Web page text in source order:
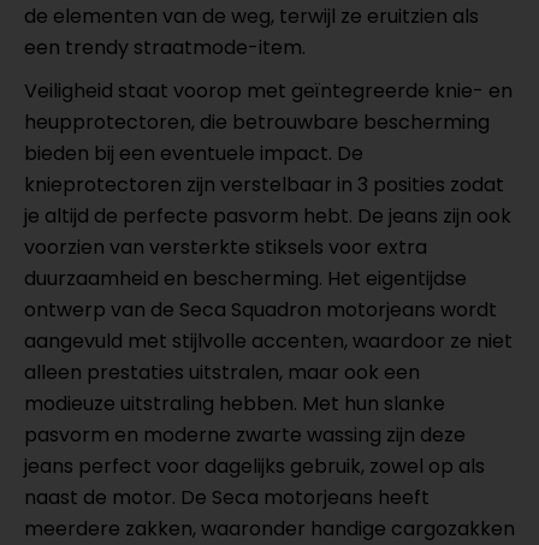
de elementen van de weg, terwijl ze eruitzien als
een trendy straatmode-item.
Veiligheid staat voorop met geïntegreerde knie- en
heupprotectoren, die betrouwbare bescherming
bieden bij een eventuele impact. De
knieprotectoren zijn verstelbaar in 3 posities zodat
je altijd de perfecte pasvorm hebt. De jeans zijn ook
voorzien van versterkte stiksels voor extra
duurzaamheid en bescherming. Het eigentijdse
ontwerp van de Seca Squadron motorjeans wordt
aangevuld met stijlvolle accenten, waardoor ze niet
alleen prestaties uitstralen, maar ook een
modieuze uitstraling hebben. Met hun slanke
pasvorm en moderne zwarte wassing zijn deze
jeans perfect voor dagelijks gebruik, zowel op als
naast de motor. De Seca motorjeans heeft
meerdere zakken, waaronder handige cargozakken